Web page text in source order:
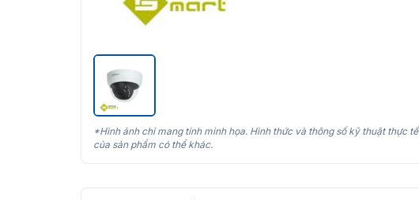
*Hình ảnh chỉ mang tính minh họa. Hình thức và thông số kỹ thuật thực tế
của sản phẩm có thể khác.